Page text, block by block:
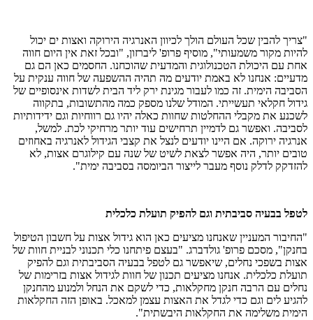
"צריך להבין שכל העולם הולך לכיוון האנרגיה הירוקה ואצות ים יכול
להיות מקור משמעותי", מוסיף פרופ' ליברזון, "ובכל זאת אין היום חווה
אחת עם היכולת הטכנולוגית והמדעית שהוכחנו. החסמים כאן הם גם
מדעיים: אנחנו לא באמת יודעים מה תהיה ההשפעה של חווה ענקית על
הסביבה הימית. זה כמו לעבור מגינת ירק ליד הבית לשדות אינסופיים של
גידול חקלאי תעשייתי. המודל שלנו מספק כמה מהתשובות, בתקווה
לשכנע את מקבלי ההחלטות שחוות כאלה יהיו גם רווחיות וגם ידידותיות
לסביבה. ואפשר גם לדמיין תרחישים עוד יותר מרחיקי לכת. למשל,
אנרגיה ירוקה. אם היינו יודעים לנצל את קצבי הגידול לאנרגיה באחוזים
טובים יותר, היה אפשר לצאת לשיט של שנה עם קילוגרם אצות, לא
להזדקק לדלק נוסף מעבר לייצור הביומסה בסביבה ימית".
לטפל בבעיה סביבתית וגם להפיק תועלת כלכלית
"החיבור המעניין שאנחנו מציעים כאן הוא גידול אצות על חשבון הטיפול
בחנקן", מסכם פרופ' גולדברג. "בעצם פיתחנו כלי תכנוני לבניית חוות של
אצות בשפכי נחלים, שיאפשר גם לטפל בבעיה הסביבתית וגם להפיק
תועלת כלכלית. אנחנו מציעים תכנון של חוות לגידול אצות בזרימות של
נחלים עם הרבה חנקן מחקלאות, כדי לשקם את הנחל ולמנוע מהחנקן
להגיע לים וגם כדי לגדל את האצות עצמן למאכל. באופן הזה החקלאות
הימית משלימה את החקלאות היבשתית".